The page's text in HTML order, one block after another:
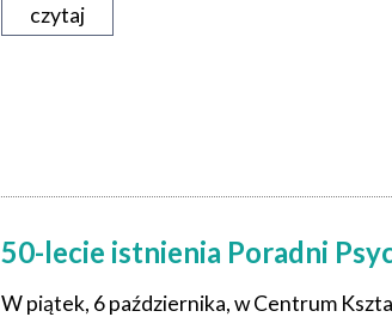
czytaj
50-lecie istnienia Poradni
W piątek, 6 października, w Centrum